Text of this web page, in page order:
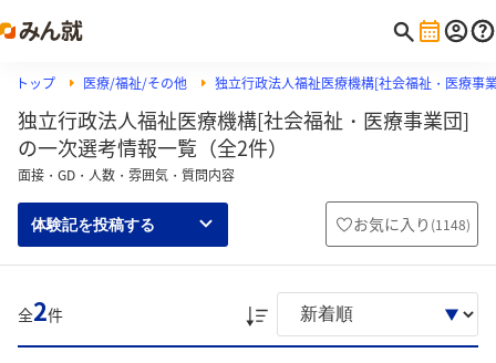
トップ 医療/福祉/その他 独立行政法人福祉医療機構[社会福祉・医療事
独立行政法人福祉医療機構[社会福祉・医療事業団]
の一次選考情報一覧（全2件）
面接・GD・人数・雰囲気・質問内容
体験記を投稿する お気に入り (1148)
全2件